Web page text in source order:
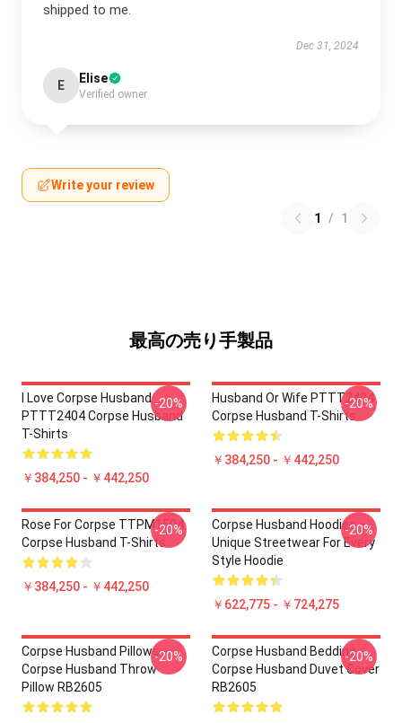
shipped to me.
Dec 31, 2024
E Elise
Verified owner
Write your review
1 / 1
最高の売り手製品
I Love Corpse Husband
PTTT2404 Corpse Husband
T-Shirts
￥384,250 - ￥442,250
-20%
Husband Or Wife PTTT2404
Corpse Husband T-Shirts
￥384,250 - ￥442,250
-20%
Rose For Corpse TTPM1504
Corpse Husband T-Shirts
￥384,250 - ￥442,250
-20%
Corpse Husband Hoodies –
Unique Streetwear For Every
Style Hoodie
￥622,775 - ￥724,275
-20%
Corpse Husband Pillows -
Corpse Husband Throw
Pillow RB2605
-20%
Corpse Husband Bedding -
Corpse Husband Duvet Cover
RB2605
-20%